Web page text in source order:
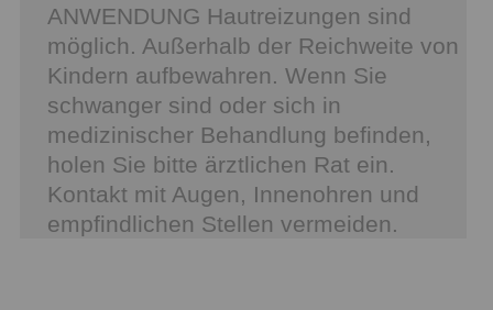
ANWENDUNG Hautreizungen sind
möglich. Außerhalb der Reichweite von
Kindern aufbewahren. Wenn Sie
schwanger sind oder sich in
medizinischer Behandlung befinden,
holen Sie bitte ärztlichen Rat ein.
Kontakt mit Augen, Innenohren und
empfindlichen Stellen vermeiden.